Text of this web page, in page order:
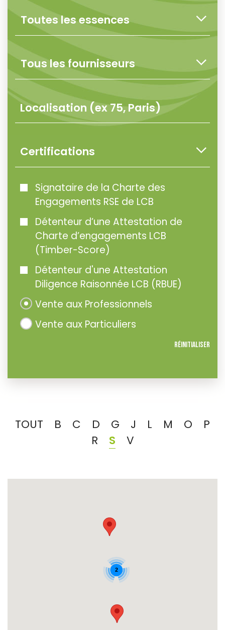
Certifications
Signataire de la Charte des
Engagements RSE de LCB
Détenteur d’une Attestation de
Charte d’engagements LCB
(Timber-Score)
Détenteur d'une Attestation
Diligence Raisonnée LCB (RBUE)
Vente aux Professionnels
Vente aux Particuliers
Réinitialiser
TOUT B C D G J L M O
P
R
S V
2